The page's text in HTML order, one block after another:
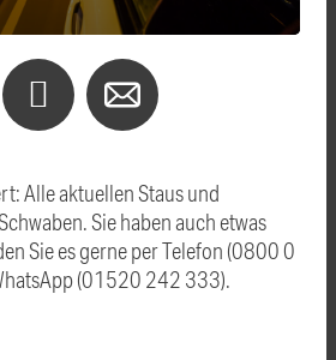
Alle aktuellen Staus und
Sie haben auch etwas
Sie es gerne per Telefon (0800 0
(01520 242 333).